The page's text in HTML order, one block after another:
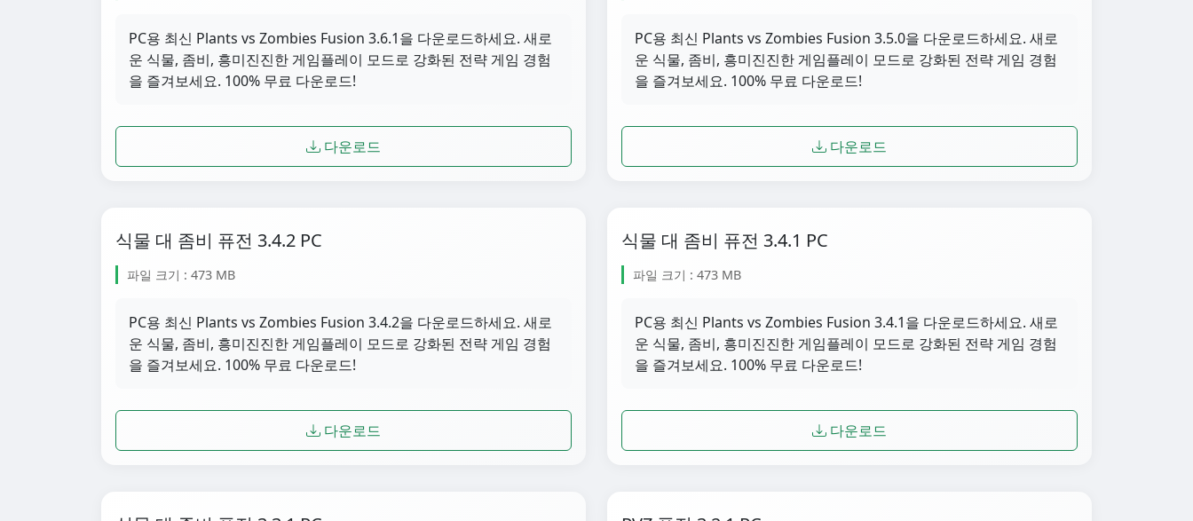
PC용 최신 Plants vs Zombies Fusion 3.6.1을 다운로드하세요. 새로
운 식물, 좀비, 흥미진진한 게임플레이 모드로 강화된 전략 게임 경험
을 즐겨보세요. 100% 무료 다운로드!
다운로드
PC용 최신 Plants vs Zombies Fusion 3.5.0을 다운로드하세요. 새로
운 식물, 좀비, 흥미진진한 게임플레이 모드로 강화된 전략 게임 경험
을 즐겨보세요. 100% 무료 다운로드!
다운로드
식물 대 좀비 퓨전 3.4.2 PC
파일 크기 : 473 MB
PC용 최신 Plants vs Zombies Fusion 3.4.2을 다운로드하세요. 새로
운 식물, 좀비, 흥미진진한 게임플레이 모드로 강화된 전략 게임 경험
을 즐겨보세요. 100% 무료 다운로드!
다운로드
식물 대 좀비 퓨전 3.4.1 PC
파일 크기 : 473 MB
PC용 최신 Plants vs Zombies Fusion 3.4.1을 다운로드하세요. 새로
운 식물, 좀비, 흥미진진한 게임플레이 모드로 강화된 전략 게임 경험
을 즐겨보세요. 100% 무료 다운로드!
다운로드